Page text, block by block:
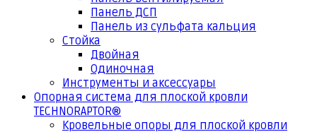
Панель ДСП
Панель из сульфата кальция
Стойка
Двойная
Одиночная
Инструменты и аксессуары
Опорная система для плоской кровли
TECHNORAPTOR®
Кровельные опоры для плоской кровли